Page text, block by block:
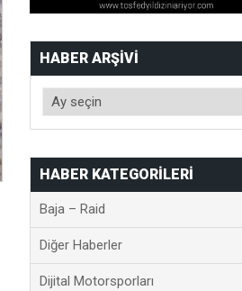
HABER ARŞIVI
HABER KATEGORILERI
Baja – Raid
Diğer Haberler
Dijital Motorsporları